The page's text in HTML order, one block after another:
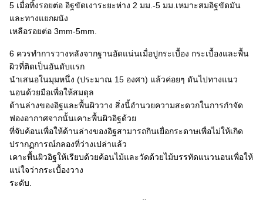
5 เมื่อทิ้งรอยต่อ อิฐขัดเงาระยะห่าง 2 มม.-5 มม.เหมาะสมอิฐขัดมัน
และทางแยกผนัง
เหลือรอยต่อ 3mm-5mm.
6 ควรทำการวางหลังจากฐานอัดแน่นเมื่อปูกระเบื้อง กระเบื้องและพื้น
ผิวที่ติดเป็นอันดับแรก
นำเสนอในมุมหนึ่ง (ประมาณ 15 องศา) แล้วค่อยๆ ดันไปทางแนว
นอนด้วยมือเพื่อให้สมดุล
ด้านล่างของอิฐและพื้นผิววาง สิ่งนี้อำนวยความสะดวกในการกำจัด
ฟองอากาศจากนั้นเคาะพื้นผิวอิฐด้วย
ที่จับค้อนเพื่อให้ด้านล่างของอิฐสามารถกินเยื่อกระดาษเพื่อไม่ให้เกิด
ปรากฏการณ์กลองที่ว่างเปล่าแล้ว
เคาะพื้นผิวอิฐให้เรียบด้วยค้อนไม้และวัดด้วยไม้บรรทัดแนวนอนเพื่อให้
แน่ใจว่ากระเบื้องวาง
ระดับ.